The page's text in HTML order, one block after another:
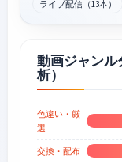
ライブ配信（13本）
動画ジャン
析）
色違い・厳
選
交換・配布